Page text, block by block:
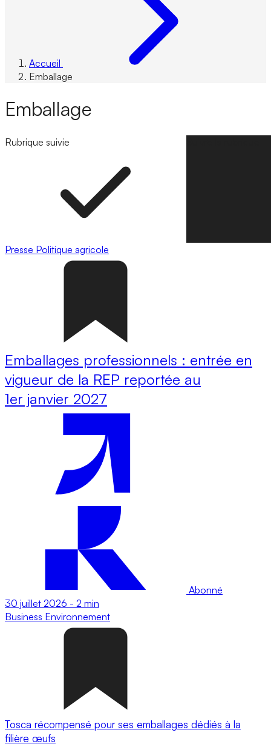
Accueil
Emballage
Emballage
Rubrique suivie
Presse Politique agricole
Emballages professionnels : entrée en
vigueur de la REP reportée au
1er janvier 2027
Abonné
30 juillet 2026 - 2 min
Business Environnement
Tosca récompensé pour ses emballages dédiés à la
filière œufs